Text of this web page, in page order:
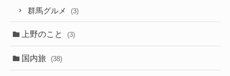
群馬グルメ (3)
上野のこと (3)
国内旅 (38)